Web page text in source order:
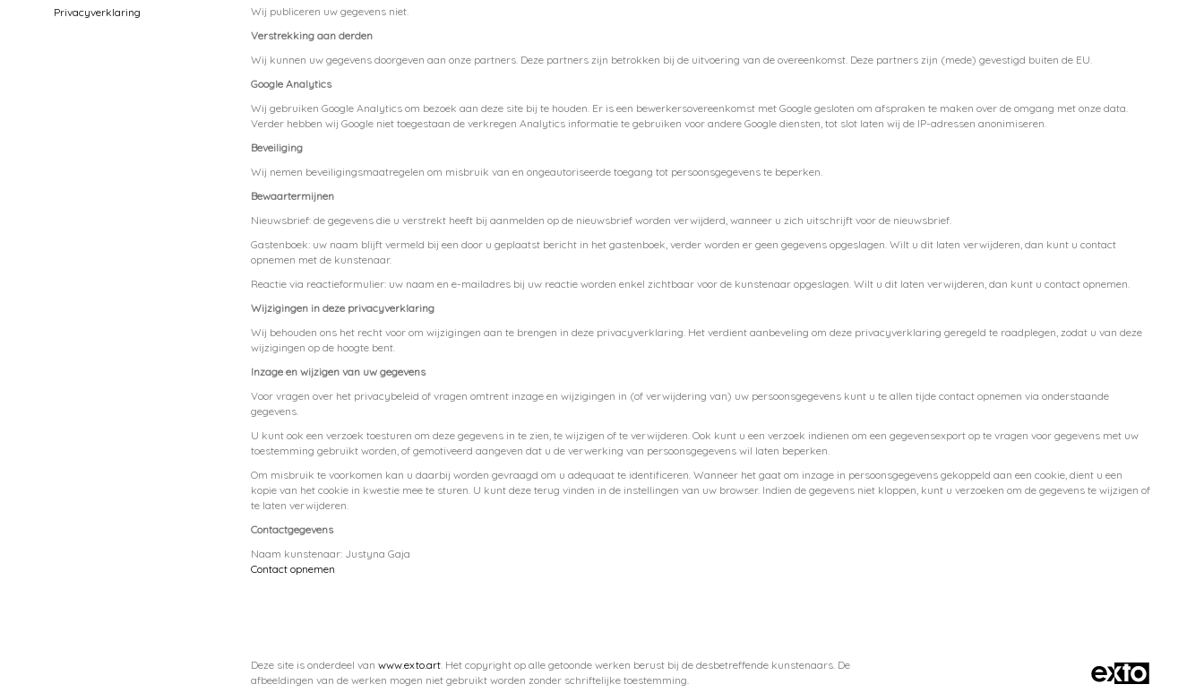
Wij publiceren uw gegevens niet.
Verstrekking aan derden
Wij kunnen uw gegevens doorgeven aan onze partners. Deze partners zijn betrokken bij de uitvoering van de overeenkomst. Deze partners zijn (mede) gevestigd buiten de EU.
Google Analytics
Wij gebruiken Google Analytics om bezoek aan deze site bij te houden. Er is een bewerkersovereenkomst met Google gesloten om afspraken te maken over de omgang met onze data.
Verder hebben wij Google niet toegestaan de verkregen Analytics informatie te gebruiken voor andere Google diensten, tot slot laten wij de IP-adressen anonimiseren.
Beveiliging
Wij nemen beveiligingsmaatregelen om misbruik van en ongeautoriseerde toegang tot persoonsgegevens te beperken.
Bewaartermijnen
Nieuwsbrief: de gegevens die u verstrekt heeft bij aanmelden op de nieuwsbrief worden verwijderd, wanneer u zich uitschrijft voor de nieuwsbrief.
Gastenboek: uw naam blijft vermeld bij een door u geplaatst bericht in het gastenboek, verder worden er geen gegevens opgeslagen. Wilt u dit laten verwijderen, dan kunt u contact
opnemen met de kunstenaar.
Reactie via reactieformulier: uw naam en e-mailadres bij uw reactie worden enkel zichtbaar voor de kunstenaar opgeslagen. Wilt u dit laten verwijderen, dan kunt u contact opnemen.
Wijzigingen in deze privacyverklaring
Wij behouden ons het recht voor om wijzigingen aan te brengen in deze privacyverklaring. Het verdient aanbeveling om deze privacyverklaring geregeld te raadplegen, zodat u van deze
wijzigingen op de hoogte bent.
Inzage en wijzigen van uw gegevens
Voor vragen over het privacybeleid of vragen omtrent inzage en wijzigingen in (of verwijdering van) uw persoonsgegevens kunt u te allen tijde contact opnemen via onderstaande
gegevens.
U kunt ook een verzoek toesturen om deze gegevens in te zien, te wijzigen of te verwijderen. Ook kunt u een verzoek indienen om een gegevensexport op te vragen voor gegevens met uw
toestemming gebruikt worden, of gemotiveerd aangeven dat u de verwerking van persoonsgegevens wil laten beperken.
Om misbruik te voorkomen kan u daarbij worden gevraagd om u adequaat te identificeren. Wanneer het gaat om inzage in persoonsgegevens gekoppeld aan een cookie, dient u een
kopie van het cookie in kwestie mee te sturen. U kunt deze terug vinden in de instellingen van uw browser. Indien de gegevens niet kloppen, kunt u verzoeken om de gegevens te wijzigen of
te laten verwijderen.
Contactgegevens
Naam kunstenaar: Justyna Gaja
Contact opnemen
Privacyverklaring
Deze site is onderdeel van www.exto.art. Het copyright op alle getoonde werken berust bij de desbetreffende kunstenaars. De
afbeeldingen van de werken mogen niet gebruikt worden zonder schriftelijke toestemming.